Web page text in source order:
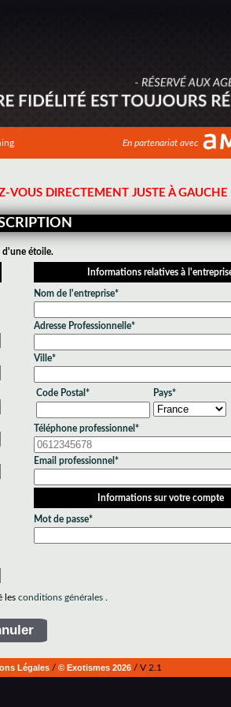
En partenariat avec
VOUS DIRECTEMENT JUSTE À GAUCHE
d'une étoile.
Informations relatives à
Nom de l'entreprise*
Adresse Professionnelle*
Ville*
Code Postal* Pays*
Téléphone professionnel*
Email professionnel*
Informations sur votre compte
Mot de passe*
les conditions générales
Légales/ © Exotismes 2026/ V 2.1